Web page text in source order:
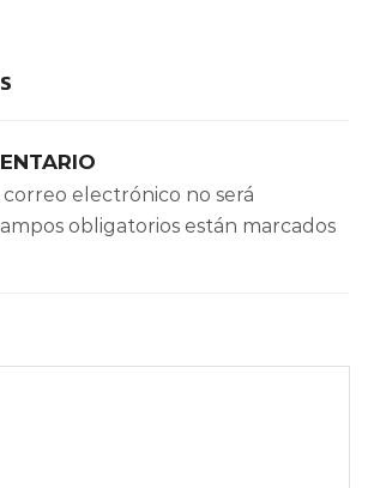
electrónico no será
obligatorios están marcados